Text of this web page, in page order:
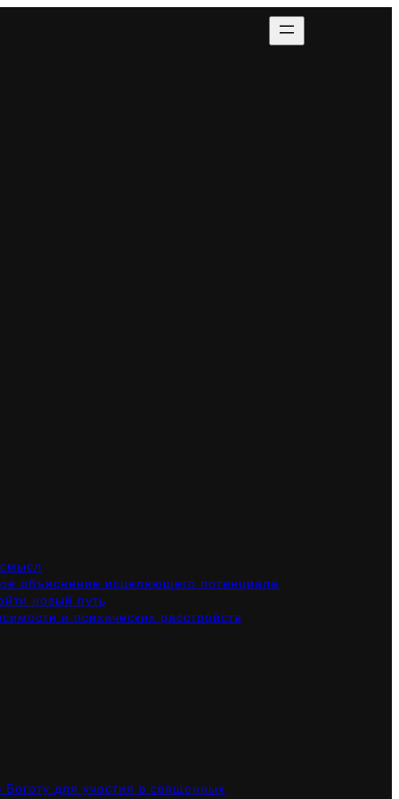
объяснение исцеляющего потенциала
новый путь
и психических расстройств
для участия в священных